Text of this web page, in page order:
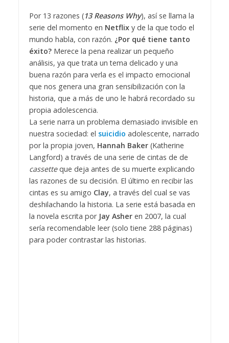
Por 13 razones (13 Reasons Why), así se llama la
serie del momento en Netflixy de la que todo el
mundo habla, con razón. ¿Por qué tiene tanto
éxito?Merece la pena realizar un pequeño
análisis, ya que trata un tema delicado y una
buena razón para verla es el impacto emocional
que nos genera una gran sensibilización con la
historia, que a más de uno le habrá recordado su
propia adolescencia.
La serie narra un problema demasiado invisible en
nuestra sociedad: el suicidio adolescente, narrado
por la propia joven, Hannah Baker(Katherine
Langford) a través de una serie de cintas de de
cassetteque deja antes de su muerte explicando
las razones de su decisión. El último en recibir las
cintas es su amigo Clay, a través del cual se vas
deshilachando la historia. La serie está basada en
la novela escrita por Jay Asheren 2007, la cual
sería recomendable leer (solo tiene 288 páginas)
para poder contrastar las historias.